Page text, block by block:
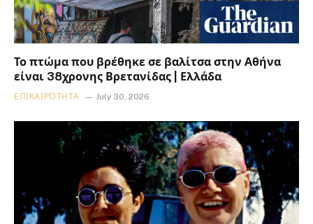
Το πτώμα που βρέθηκε σε βαλίτσα στην Αθήνα
είναι 38χρονης Βρετανίδας | Ελλάδα
ΕΠΙΚΑΙΡΌΤΗΤΑ July 30, 2026